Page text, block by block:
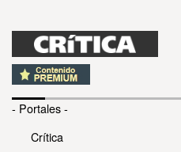
- Portales -
Crítica